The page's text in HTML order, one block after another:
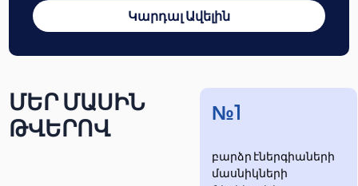
Կարդալ Ավելին
ՄԵՐ ՄԱՍԻՆ
ԹՎԵՐՈՎ
№1
բարձր էներգիաների
մասնիկների